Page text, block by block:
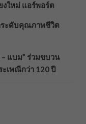
ใหม่ แอร์พอร์ต
ระดับคุณภาพชีวิต
– แบม” ร่วมขบวน
เพณีกว่า 120 ปี